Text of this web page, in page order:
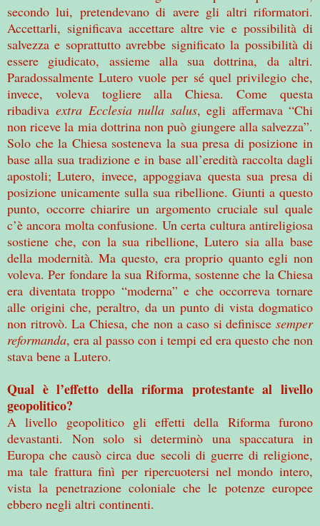
secondo lui, pretendevano di avere gli altri riformatori.
Accettarli, significava accettare altre vie e possibilità di
salvezza e soprattutto avrebbe significato la possibilità di
essere giudicato, assieme alla sua dottrina, da altri.
Paradossalmente Lutero vuole per sé quel privilegio che,
invece, voleva togliere alla Chiesa. Come questa
ribadivaextra Ecclesia nulla salus, egli affermava “Chi
non riceve la mia dottrina non può giungere alla salvezza”.
Solo che la Chiesa sosteneva la sua presa di posizione in
base alla sua tradizione e in base all’eredità raccolta dagli
apostoli; Lutero, invece, appoggiava questa sua presa di
posizione unicamente sulla sua ribellione. Giunti a questo
punto, occorre chiarire un argomento cruciale sul quale
c’è ancora molta confusione. Un certa cultura antireligiosa
sostiene che, con la sua ribellione, Lutero sia alla base
della modernità. Ma questo, era proprio quanto egli non
voleva. Per fondare la sua Riforma, sostenne che la Chiesa
era diventata troppo “moderna” e che occorreva tornare
alle origini che, peraltro, da un punto di vista dogmatico
non ritrovò. La Chiesa, che non a caso si definisce semper
reformanda, era al passo con i tempi ed era questo che non
stava bene a Lutero.
Qual è l’effetto della riforma protestante al livello
geopolitico?
A livello geopolitico gli effetti della Riforma furono
devastanti. Non solo si determinò una spaccatura in
Europa che causò circa due secoli di guerre di religione,
ma tale frattura finì per ripercuotersi nel mondo intero,
vista la penetrazione coloniale che le potenze europee
ebbero negli altri continenti.